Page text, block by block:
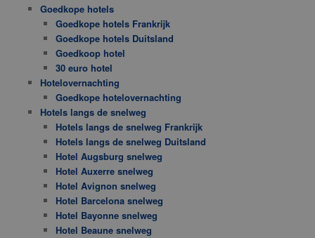
Goedkope hotels
Goedkope hotels Frankrijk
Goedkope hotels Duitsland
Goedkoop hotel
30 euro hotel
Hotelovernachting
Goedkope hotelovernachting
Hotels langs de snelweg
Hotels langs de snelweg Frankrijk
Hotels langs de snelweg Duitsland
Hotel Augsburg snelweg
Hotel Auxerre snelweg
Hotel Avignon snelweg
Hotel Barcelona snelweg
Hotel Bayonne snelweg
Hotel Beaune snelweg